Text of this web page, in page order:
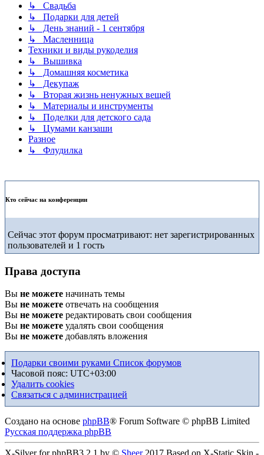
↳ Свадьба
↳ Подарки для детей
↳ День знаний - 1 сентября
↳ Масленница
Техники и виды рукоделия
↳ Вышивка
↳ Домашняя косметика
↳ Декупаж
↳ Вторая жизнь ненужных вещей
↳ Материалы и инструменты
↳ Поделки для детского сада
↳ Цумами канзаши
Разное
↳ Флудилка
Кто сейчас на конференции
Сейчас этот форум просматривают: нет зарегистрированных
пользователей и 1 гость
Права доступа
Вы не можете начинать темы
Вы не можете отвечать на сообщения
Вы не можете редактировать свои сообщения
Вы не можете удалять свои сообщения
Вы не можете добавлять вложения
Подарки своими руками Список форумов
Часовой пояс: UTC+03:00
Удалить cookies
Связаться с администрацией
Создано на основе phpBB® Forum Software © phpBB Limited
Русская поддержка phpBB